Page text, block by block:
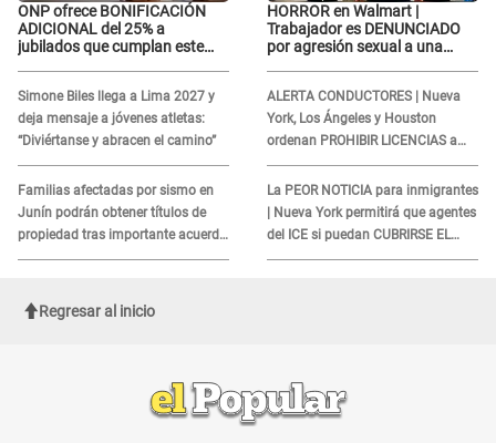
ONP ofrece BONIFICACIÓN
ADICIONAL del 25% a
jubilados que cumplan este
Simone Biles llega a Lima 2027 y
deja mensaje a jóvenes atletas:
“Diviértanse y abracen el camino”
Familias afectadas por sismo en
Junín podrán obtener títulos de
propiedad tras importante acuerdo
de Cofopri
HORROR en Walmart |
Trabajador es DENUNCIADO
por agresión sexual a una
ALERTA CONDUCTORES | Nueva
York, Los Ángeles y Houston
ordenan PROHIBIR LICENCIAS a
quienes no presenten ESTE
DOCUMENTO
La PEOR NOTICIA para inmigrantes
| Nueva York permitirá que agentes
del ICE si puedan CUBRIRSE EL
ROSTRO
Regresar al inicio